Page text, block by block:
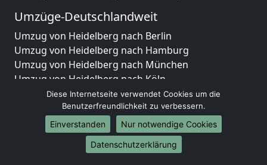
Umzüge-Deutschlandweit
Umzug von Heidelberg nach Berlin
Umzug von Heidelberg nach Hamburg
Umzug von Heidelberg nach München
Umzug von Heidelberg nach Köln
Umzug von Heidelberg nach Frankfurt am Main
Umzug von Heidelberg nach Stuttgart
Umzug von Heidelberg nach Düsseldorf
Umzug von Heidelberg nach Leipzig
Umzug von Heidelberg nach Dortmund
Diese Internetseite verwendet Cookies um die
Benutzerfreundlichkeit zu verbessern.
Einverstanden
Nur notwendige Cookies
Datenschutzerklärung